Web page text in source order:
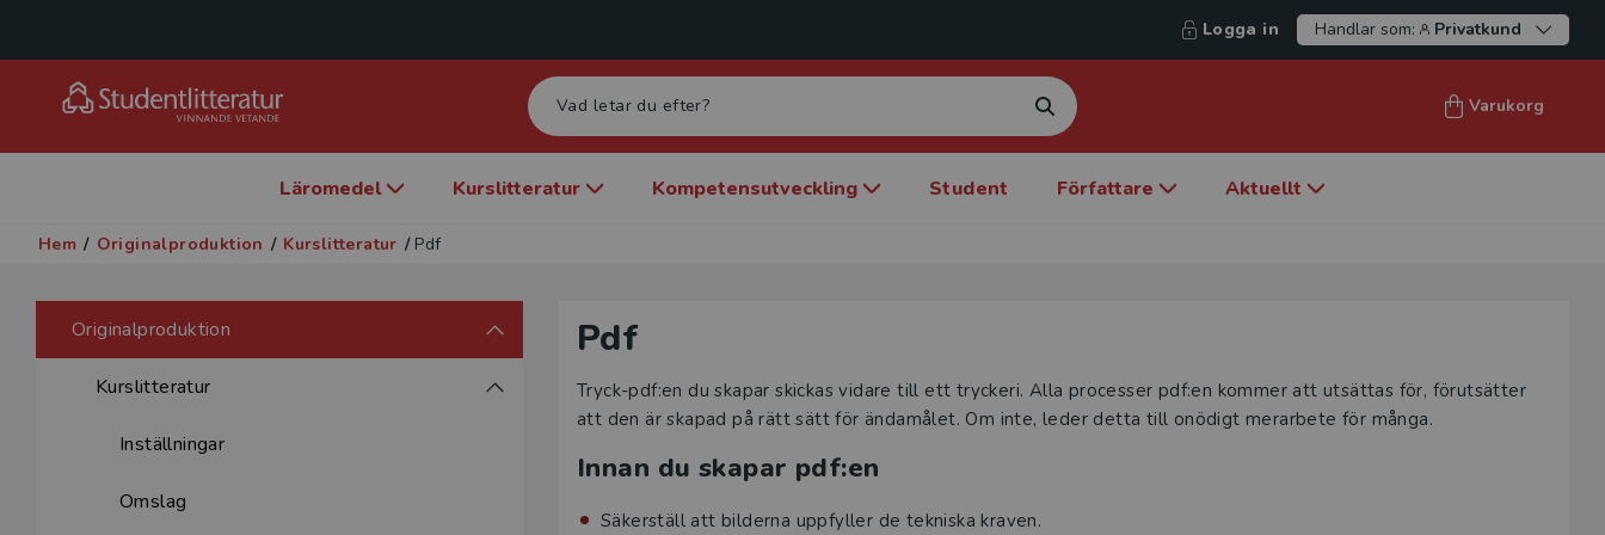
Logga in Handlar som: Privatkund
Varukorg
Läromedel Kurslitteratur Kompetensutveckling Student Författare Aktuellt
Hem / Originalproduktion / Kurslitteratur / Pdf
Originalproduktion
Kurslitteratur
Inställningar
Omslag
Pdf
Tryck-pdf:en du skapar skickas vidare till ett tryckeri. Alla processer pdf:en kommer att utsättas för, förutsätter
att den är skapad på rätt sätt för ändamålet. Om inte, leder detta till onödigt merarbete för många.
Innan du skapar pdf:en
Säkerställ att bilderna uppfyller de tekniska kraven.